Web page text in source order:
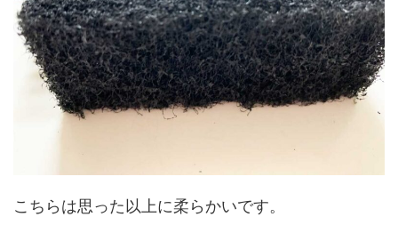
こちらは思った以上に柔らかいです。